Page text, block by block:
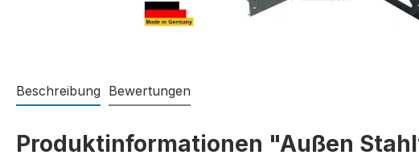
Beschreibung Bewertungen
Produktinformationen "Außen